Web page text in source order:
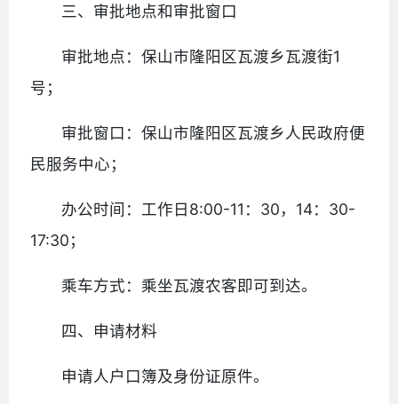
三、审批地点和审批窗口
审批地点：保山市隆阳区瓦渡乡瓦渡街1
号；
审批窗口：保山市隆阳区瓦渡乡人民政府便
民服务中心；
办公时间：工作日8:00-11：30，14：30-
17:30；
乘车方式：乘坐瓦渡农客即可到达。
四、申请材料
申请人户口簿及身份证原件。